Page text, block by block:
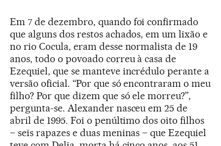
Em 7 de dezembro, quando foi confirmado
que alguns dos restos achados, em um lixão e
no rio Cocula, eram desse normalista de 19
anos, todo o povoado correu à casa de
Ezequiel, que se manteve incrédulo perante a
versão oficial. “Por que só encontraram o meu
filho? Por que dizem que só ele morreu?”,
pergunta-se. Alexander nasceu em 25 de
abril de 1995. Foi o penúltimo dos oito filhos
– seis rapazes e duas meninas – que Ezequiel